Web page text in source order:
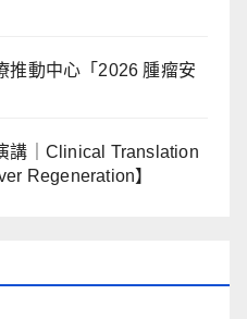
推動中心「2026 腫瘤安
講｜Clinical Translation
Regeneration】